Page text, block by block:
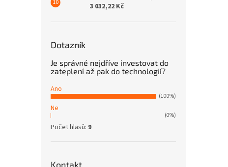
3 032,22 Kč
Dotazník
Je správné nejdříve investovat do
zateplení až pak do technologií?
Ano
(100%)
Ne
(0%)
Počet hlasů: 9
Kontakt